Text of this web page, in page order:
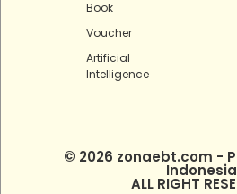
Book
Voucher
Artificial
Intelligence
© 2026 zonaebt.com -
Indonesia
ALL RIGHT